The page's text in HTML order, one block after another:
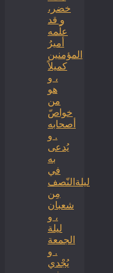
خضر،
و قد
علّمه
أميرُ
المؤمنين
كميلاً
، و
هو
من
خواصّ
أصحابه
. و
يُدعى
به
في
ليلةالنّصف
مِن
شعبان
، و
ليلة
الجمعة
. و
يُجْدي